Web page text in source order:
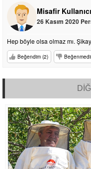
Misafir Kullanıcı
26 Kasım 2020
Hep böyle olsa olmaz mı.
Beğendim (2)